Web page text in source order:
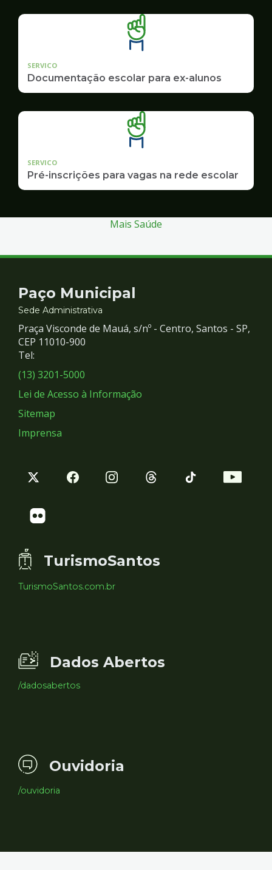
SERVICO
Documentação escolar para ex-alunos
SERVICO
Pré-inscrições para vagas na rede escolar
Mais Saúde
Contato
e
Redes
Sociais
Paço Municipal
Sede Administrativa
Praça Visconde de Mauá, s/nº - Centro, Santos - SP,
CEP 11010-900
Tel:
(13) 3201-5000
Lei de Acesso à Informação
Sitemap
Imprensa
TurismoSantos
TurismoSantos.com.br
Dados Abertos
/dadosabertos
Ouvidoria
/ouvidoria